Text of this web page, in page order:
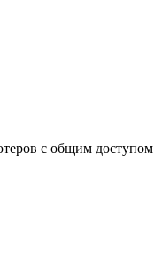
с общим доступом